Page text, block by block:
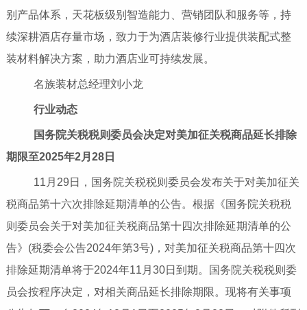
别产品体系，天花板级别智造能力、营销团队和服务等，持
续深耕酒店存量市场，致力于为酒店装修行业提供装配式整
装材料解决方案，助力酒店业可持续发展。
名族装材总经理刘小龙
行业动态
国务院关税税则委员会决定对美加征关税商品延长排除
期限至2025年2月28日
11月29日，国务院关税税则委员会发布关于对美加征关
税商品第十六次排除延期清单的公告。根据《国务院关税税
则委员会关于对美加征关税商品第十四次排除延期清单的公
告》(税委会公告2024年第3号)，对美加征关税商品第十四次
排除延期清单将于2024年11月30日到期。国务院关税税则委
员会按程序决定，对相关商品延长排除期限。现将有关事项